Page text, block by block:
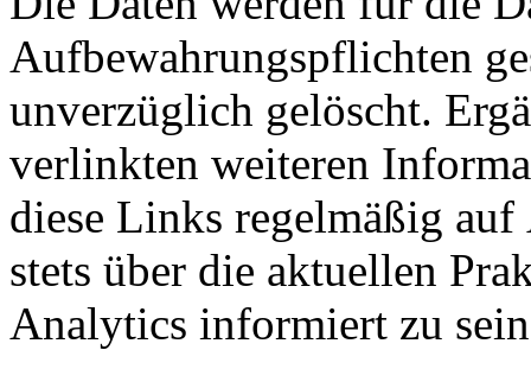
Aufbewahrungspflichten
unverzüglich gelöscht.
verlinkten weiteren
diese Links regelmäßig
stets über die aktuellen
Analytics informiert zu